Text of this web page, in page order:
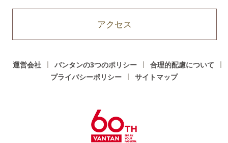
アクセス
運営会社 バンタンの3つのポリシー
合理的配慮について
プライバシーポリシー
サイトマップ